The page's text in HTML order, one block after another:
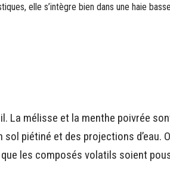
elle s’intègre bien dans une haie
La mélisse et la menthe poivrée
piétiné et des projections d’eau.
les composés volatils soient